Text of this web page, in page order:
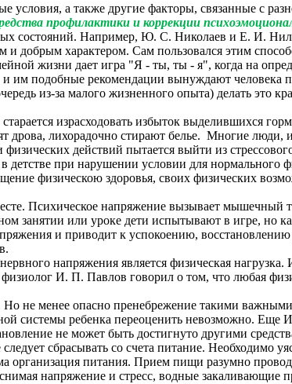
условия, а также другие факторы, связанные с
профилактики и коррекции
состояний. Например, Ю. С. Николаев и Е. И.
и добрым характером. Сам пользовался этим
жизни дает игра "Я - ты, ты - я", когда на
им подобные рекомендации вынуждают человека
из-за малого жизненного опыта) делать это
израсходовать избыток выделившихся
лихорадочно стирают белье. Многие люди,
действий пытается выйти из
при нарушении условии для нормального
физическою здоровья, своих физических
Психическое напряжение вызывает мышечный
занятии или уроке дети испытывают в игре, но
и приводит к успокоению,
напряжения является физическая
И. П. Павлов говорил о том, что любая
не менее опасно пренебрежение такими
системы ребенка переоценить невозможно. Еще
не может быть достигнуто другими
сбрасывать со счета питание. Необходимо
организация питания. Прием пищи разумно
напряжение и стресс, водные закаливающие